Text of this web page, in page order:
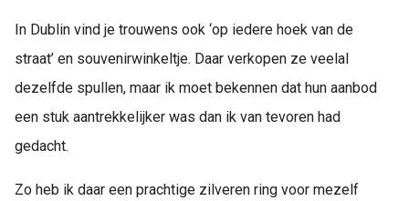
In Dublin vind je trouwens ook ‘op iedere hoek van de
straat’ en souvenirwinkeltje. Daar verkopen ze veelal
dezelfde spullen, maar ik moet bekennen dat hun aanbod
een stuk aantrekkelijker was dan ik van tevoren had
gedacht.
Zo heb ik daar een prachtige zilveren ring voor mezelf